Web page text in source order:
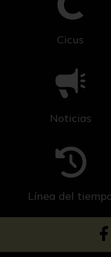
Cicus
Noticias
Línea del